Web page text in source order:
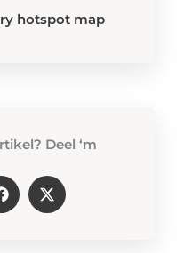
hotspot map
Deel ‘m